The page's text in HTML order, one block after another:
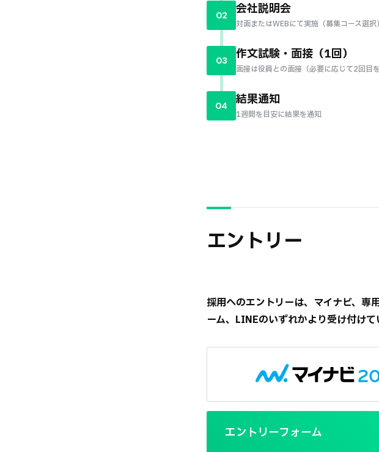
02 会社説明会
対面またはWEBにて実施（募集コース選択
03 作文試験・面接（1回）
面接は役員との面接（必要に応じて2回目
04 結果通知
1週間を目安に結果を通知
エントリー
採用へのエントリーは、マイナビ、専
ーム、LINEのいずれかより受け付けて
エントリーフォーム